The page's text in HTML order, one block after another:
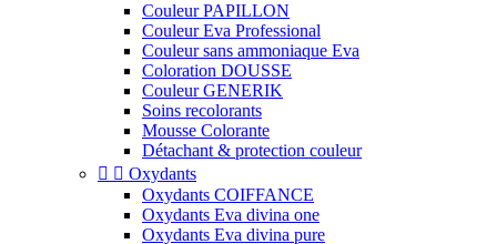
Couleur PAPILLON
Couleur Eva Professional
Couleur sans ammoniaque Eva
Coloration DOUSSE
Couleur GENERIK
Soins recolorants
Mousse Colorante
Détachant & protection couleur
  Oxydants
Oxydants COIFFANCE
Oxydants Eva divina one
Oxydants Eva divina pure